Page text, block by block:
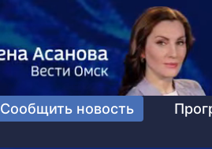
Сообщить новость